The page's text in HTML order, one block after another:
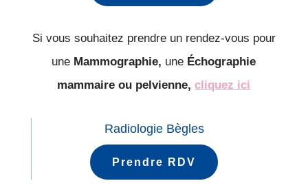
Si vous souhaitez prendre un rendez-vous pour
une Mammographie, une Échographie
mammaire ou pelvienne,cliquez ici
Radiologie Bègles
Prendre RDV